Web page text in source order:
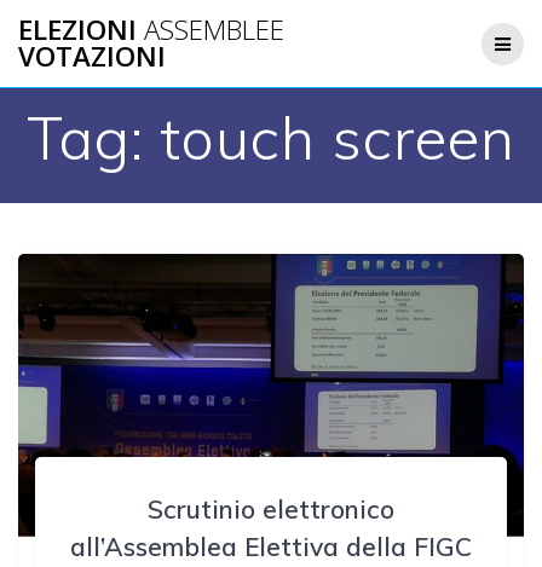
al
ELEZIONI ASSEMBLEE
VOTAZIONI
Tag: touch screen
Scrutinio elettronico
all’Assemblea Elettiva della FIGC